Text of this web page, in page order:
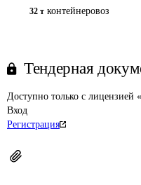
32 т контейнеровоз
Тендерная
Доступно только с лицензией
Вход
Регистрация